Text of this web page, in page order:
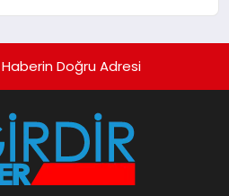
Doğru Adresi